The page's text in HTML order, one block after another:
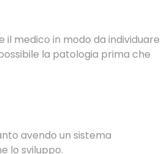
medico in modo da individuare
la patologia prima che
avendo un sistema
lo sviluppo.